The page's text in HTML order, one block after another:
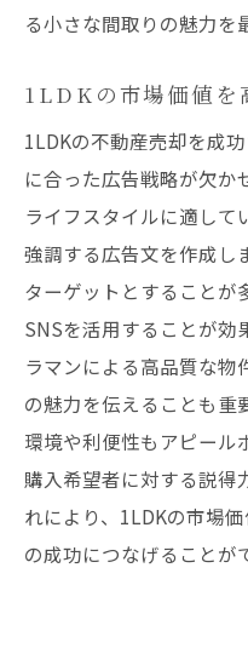
る小さな間取りの魅力を
1LDKの市場価値を
1LDKの不動産売却を成
に合った広告戦略が欠か
ライフスタイルに適して
強調する広告文を作成し
ターゲットとすることが
SNSを活用することが効
ラマンによる高品質な物
の魅力を伝えることも重
環境や利便性もアピール
購入希望者に対する説得
れにより、1LDKの市場
の成功につなげることが